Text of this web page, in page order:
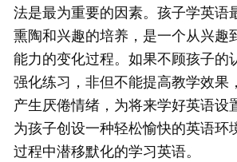
法是最为重要的因素。孩子学英语
熏陶和兴趣的培养，是一个从兴趣
能力的变化过程。如果不顾孩子的
强化练习，非但不能提高教学效果
产生厌倦情绪，为将来学好英语设
为孩子创设一种轻松愉快的英语环
过程中潜移默化的学习英语。